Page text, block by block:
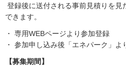
登録後に送付される事前見積りを
できます。
・ 専用WEBページより参加登録
・ 参加申し込み後「エネパーク」
【募集期間】